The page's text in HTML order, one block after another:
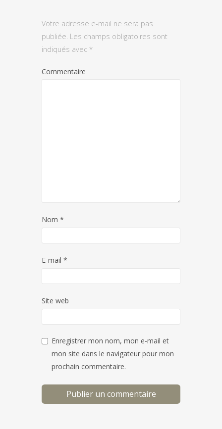
Votre adresse e-mail ne sera pas
publiée. Les champs obligatoires sont
indiqués avec *
Commentaire
Nom *
E-mail *
Site web
Enregistrer mon nom, mon e-mail et
mon site dans le navigateur pour mon
prochain commentaire.